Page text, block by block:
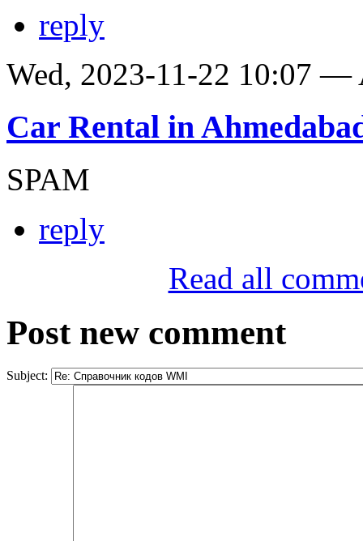
reply
Wed, 2023-11-22 10:07 —
Car Rental in
SPAM
reply
Read all
Post new comment
Subject: